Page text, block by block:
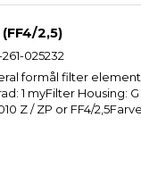
2,5)
261-025232
formål filter
1 myFilter Housing:
Z / ZP or FF4/